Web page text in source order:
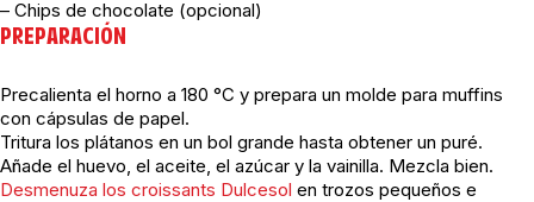
– Chips de chocolate (opcional)
PREPARACIÓN
Precalienta el horno a 180 °C y prepara un molde para muffins
con cápsulas de papel.
Tritura los plátanos en un bol grande hasta obtener un puré.
Añade el huevo, el aceite, el azúcar y la vainilla. Mezcla bien.
Desmenuza los croissants Dulcesol en trozos pequeños e